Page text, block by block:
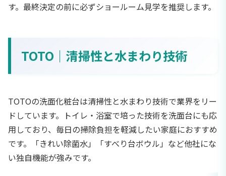
す。最終決定の前に必ずショールーム見学を推奨します。
TOTO｜清掃性と水まわり技術
TOTOの洗面化粧台は清掃性と水まわり技術で業界をリー
ドしています。トイレ・浴室で培った技術を洗面台にも応
用しており、毎日の掃除負担を軽減したい家庭におすすめ
です。「きれい除菌水」「すべり台ボウル」など他社にな
い独自機能が強みです。